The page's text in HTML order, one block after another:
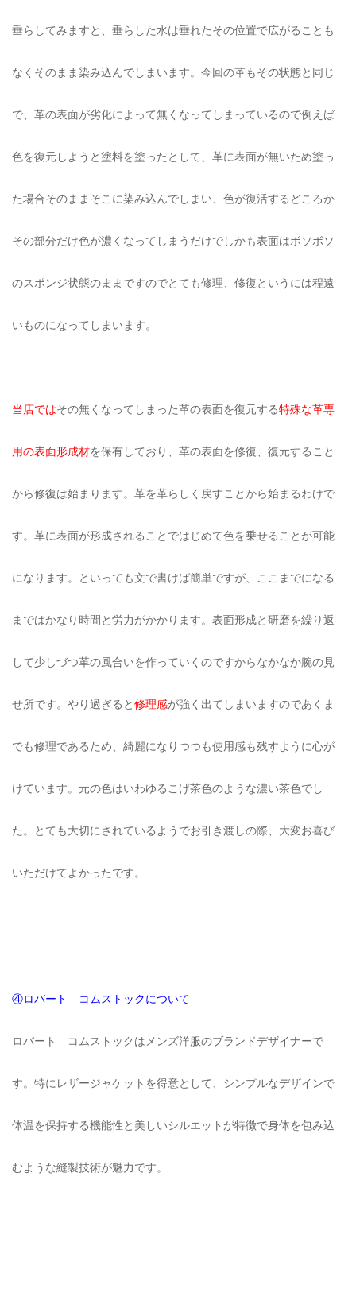
垂らしてみますと、垂らした水は垂れたその位置で広がることも
なくそのまま染み込んでしまいます。今回の革もその状態と同じ
で、革の表面が劣化によって無くなってしまっているので例えば
色を復元しようと塗料を塗ったとして、革に表面が無いため塗っ
た場合そのままそこに染み込んでしまい、色が復活するどころか
その部分だけ色が濃くなってしまうだけでしかも表面はボソボソ
のスポンジ状態のままですのでとても修理、修復というには程遠
いものになってしまいます。
当店ではその無くなってしまった革の表面を復元する特殊な革専
用の表面形成材を保有しており、革の表面を修復、復元すること
から修復は始まります。革を革らしく戻すことから始まるわけで
す。革に表面が形成されることではじめて色を乗せることが可能
になります。といっても文で書けば簡単ですが、ここまでになる
まではかなり時間と労力がかかります。表面形成と研磨を繰り返
して少しづつ革の風合いを作っていくのですからなかなか腕の見
せ所です。やり過ぎると修理感が強く出てしまいますのであくま
でも修理であるため、綺麗になりつつも使用感も残すように心が
けています。元の色はいわゆるこげ茶色のような濃い茶色でし
た。とても大切にされているようでお引き渡しの際、大変お喜び
いただけてよかったです。
④ロバート コムストックについて
ロバート コムストックはメンズ洋服のブランドデザイナーで
す。特にレザージャケットを得意として、シンプルなデザインで
体温を保持する機能性と美しいシルエットが特徴で身体を包み込
むような縫製技術が魅力です。